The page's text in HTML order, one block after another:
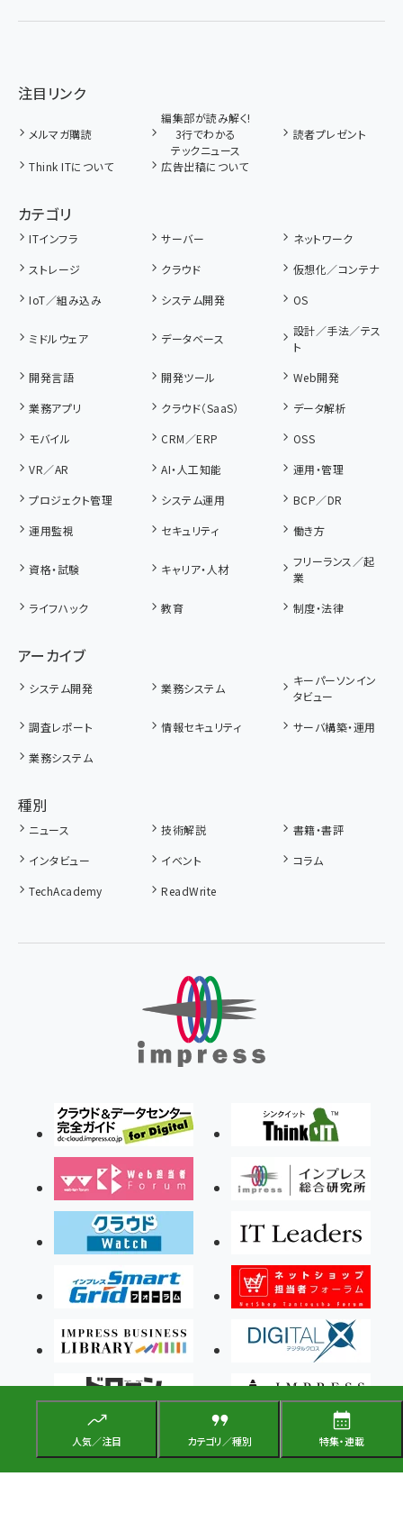
人気／注目 カテゴリ／種別 特集・連載
注目リンク
メルマガ購読
編集部が読み解く!
3行でわかる
テックニュース
読者プレゼント
Think ITについて 広告出稿について
カテゴリ
ITインフラ サーバー
ネットワーク
ストレージ
クラウド
仮想化／コンテナ
IoT／組み込み
システム開発 OS
ミドルウェア データベース
設計／手法／テス
ト
開発言語
開発ツール
Web開発
業務アプリ
クラウド（SaaS）
データ解析
モバイル
CRM／ERP
OSS
VR／AR
AI・人工知能
運用・管理
プロジェクト管理
システム運用
BCP／DR
運用監視
セキュリティ 働き方
資格・試験 キャリア・人材
フリーランス／起
業
ライフハック
教育 制度・法律
アーカイブ
システム開発 業務システム
キーパーソンイン
タビュー
調査レポート
情報セキュリティ
サーバ構築・運用
業務システム
種別
ニュース 技術解説
書籍・書評
インタビュー
イベント
コラム
TechAcademy
ReadWrite